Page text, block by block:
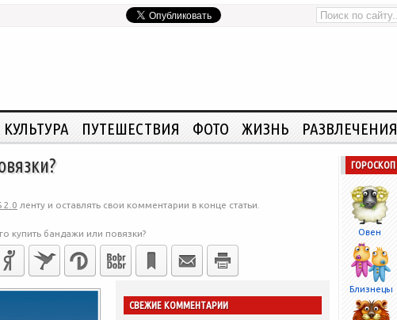
КУЛЬТУРА ПУТЕШЕСТВИЯ ФОТО ЖИЗНЬ РАЗВЛЕЧЕНИЯ
2.0 ленту и оставлять свои комментарии в конце статьи.
купить бандажи или повязки?
СВЕЖИЕ КОММЕНТАРИИ
ГОРОСКОП
Овен
Близнецы